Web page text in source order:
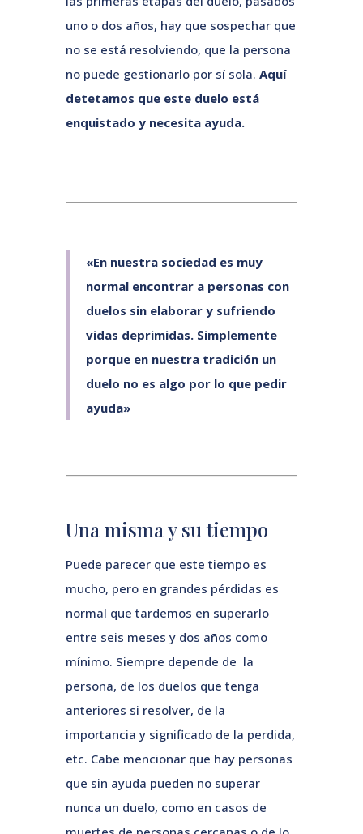
uno o dos años, hay que sospechar que
no se está resolviendo, que la persona
no puede gestionarlo por sí sola. Aquí
detetamos que este duelo está
enquistado y necesita ayuda.
«En nuestra sociedad es muy
normal encontrar a personas con
duelos sin elaborar y sufriendo
vidas deprimidas. Simplemente
porque en nuestra tradición un
duelo no es algo por lo que pedir
ayuda»
Una misma y su tiempo
Puede parecer que este tiempo es
mucho, pero en grandes pérdidas es
normal que tardemos en superarlo
entre seis meses y dos años como
mínimo. Siempre depende de la
persona, de los duelos que tenga
anteriores si resolver, de la
importancia y significado de la perdida,
etc. Cabe mencionar que hay personas
que sin ayuda pueden no superar
nunca un duelo, como en casos de